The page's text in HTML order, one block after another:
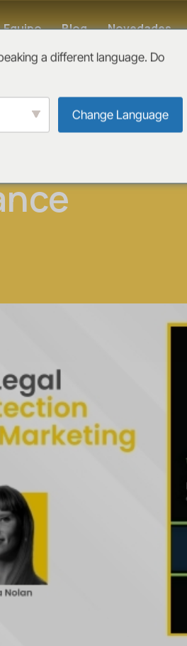
Equipo Blog Novedades
a different language. Do
Change Language